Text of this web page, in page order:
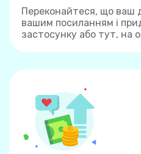
Переконайтеся, що ваш
вашим посиланням і
застосунку або тут, на